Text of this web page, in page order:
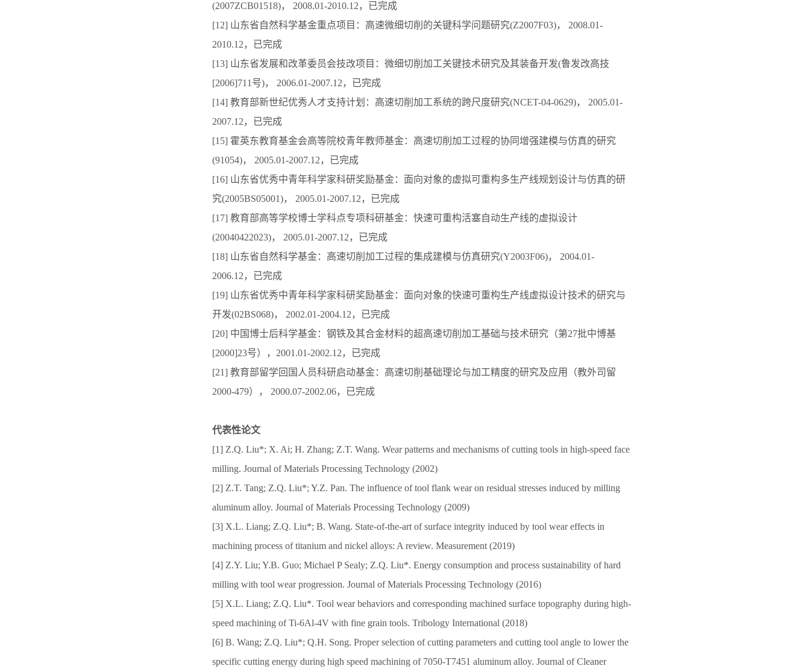
(2007ZCB01518)， 2008.01-2010.12，已完成
[12] 山东省自然科学基金重点项目：高速微细切削的关键科学问题研究(Z2007F03)， 2008.01-
2010.12，已完成
[13] 山东省发展和改革委员会技改项目：微细切削加工关键技术研究及其装备开发(鲁发改高技
[2006]711号)， 2006.01-2007.12，已完成
[14] 教育部新世纪优秀人才支持计划：高速切削加工系统的跨尺度研究(NCET-04-0629)， 2005.01-
2007.12，已完成
[15] 霍英东教育基金会高等院校青年教师基金：高速切削加工过程的协同增强建模与仿真的研究
(91054)， 2005.01-2007.12，已完成
[16] 山东省优秀中青年科学家科研奖励基金：面向对象的虚拟可重构多生产线规划设计与仿真的研
究(2005BS05001)， 2005.01-2007.12，已完成
[17] 教育部高等学校博士学科点专项科研基金：快速可重构活塞自动生产线的虚拟设计
(20040422023)， 2005.01-2007.12，已完成
[18] 山东省自然科学基金：高速切削加工过程的集成建模与仿真研究(Y2003F06)， 2004.01-
2006.12，已完成
[19] 山东省优秀中青年科学家科研奖励基金：面向对象的快速可重构生产线虚拟设计技术的研究与
开发(02BS068)， 2002.01-2004.12，已完成
[20] 中国博士后科学基金：钢铁及其合金材料的超高速切削加工基础与技术研究（第27批中博基
[2000]23号），2001.01-2002.12，已完成
[21] 教育部留学回国人员科研启动基金：高速切削基础理论与加工精度的研究及应用（教外司留
2000-479）， 2000.07-2002.06，已完成
代表性论文
[1] Z.Q. Liu*; X. Ai; H. Zhang; Z.T. Wang. Wear patterns and mechanisms of cutting tools in high-speed face
milling. Journal of Materials Processing Technology (2002)
[2] Z.T. Tang; Z.Q. Liu*; Y.Z. Pan. The influence of tool flank wear on residual stresses induced by milling
aluminum alloy. Journal of Materials Processing Technology (2009)
[3] X.L. Liang; Z.Q. Liu*; B. Wang. State-of-the-art of surface integrity induced by tool wear effects in
machining process of titanium and nickel alloys: A review. Measurement (2019)
[4] Z.Y. Liu; Y.B. Guo; Michael P Sealy; Z.Q. Liu*. Energy consumption and process sustainability of hard
milling with tool wear progression. Journal of Materials Processing Technology (2016)
[5] X.L. Liang; Z.Q. Liu*. Tool wear behaviors and corresponding machined surface topography during high-
speed machining of Ti-6Al-4V with fine grain tools. Tribology International (2018)
[6] B. Wang; Z.Q. Liu*; Q.H. Song. Proper selection of cutting parameters and cutting tool angle to lower the
specific cutting energy during high speed machining of 7050-T7451 aluminum alloy. Journal of Cleaner